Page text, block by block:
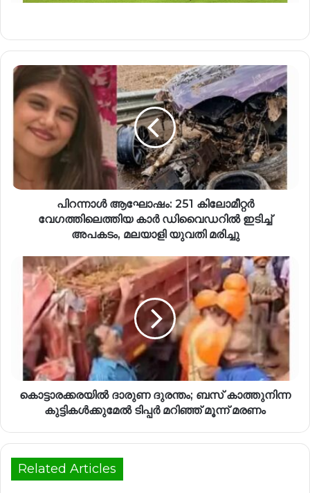
പിറന്നാൾ ആഘോഷം: 251 കിലോമീറ്റർ
വേഗത്തിലെത്തിയ കാർ ഡിവൈഡറിൽ ഇടിച്ച്
അപകടം, മലയാളി യുവതി മരിച്ചു
കൊട്ടാരക്കരയില്‍ ദാരുണ ദുരന്തം; ബസ് കാത്തുനിന്ന
കുട്ടികള്‍ക്കുമേല്‍ ടിപ്പര്‍ മറിഞ്ഞ് മൂന്ന് മരണം
Related Articles